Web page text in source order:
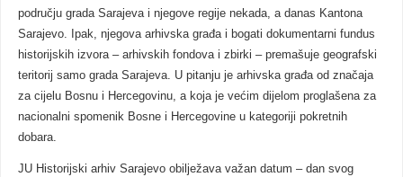
području grada Sarajeva i njegove regije nekada, a danas Kantona
Sarajevo. Ipak, njegova arhivska građa i bogati dokumentarni fundus
historijskih izvora – arhivskih fondova i zbirki – premašuje geografski
teritorij samo grada Sarajeva. U pitanju je arhivska građa od značaja
za cijelu Bosnu i Hercegovinu, a koja je većim dijelom proglašena za
nacionalni spomenik Bosne i Hercegovine u kategoriji pokretnih
dobara.
JU Historijski arhiv Sarajevo obilježava važan datum – dan svog